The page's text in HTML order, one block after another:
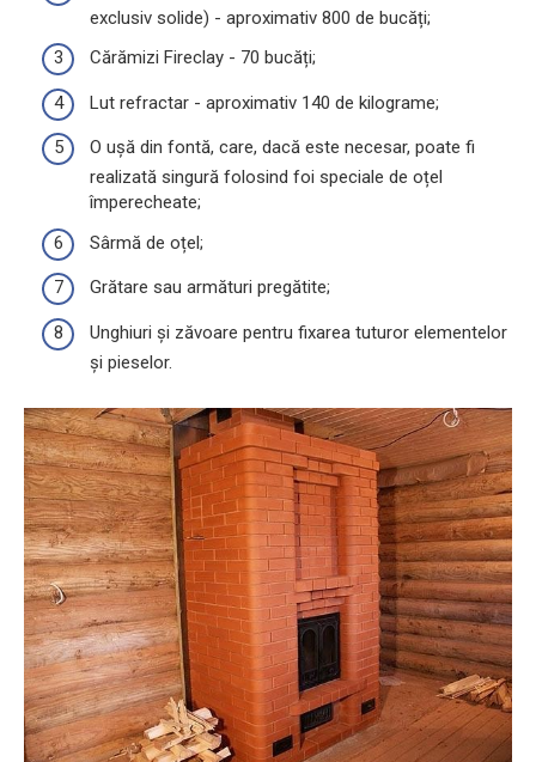
exclusiv solide) - aproximativ 800 de bucăți;
Cărămizi Fireclay - 70 bucăți;
Lut refractar - aproximativ 140 de kilograme;
O ușă din fontă, care, dacă este necesar, poate fi
realizată singură folosind foi speciale de oțel
împerecheate;
Sârmă de oțel;
Grătare sau armături pregătite;
Unghiuri și zăvoare pentru fixarea tuturor elementelor
și pieselor.